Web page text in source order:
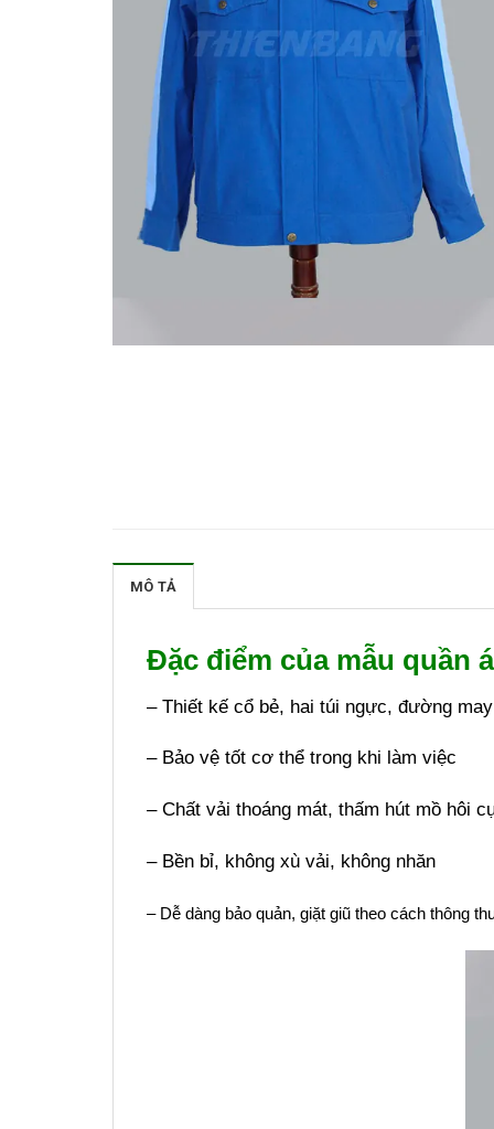
MÔ TẢ
Đặc điểm của mẫu quần
– Thiết kế cổ bẻ, hai túi ngực, đường
– Bảo vệ tốt cơ thể trong khi làm việc
– Chất vải thoáng mát, thấm hút mồ hôi
– Bền bỉ, không xù vải, không nhăn
– Dễ dàng bảo quản, giặt giũ theo cách thông